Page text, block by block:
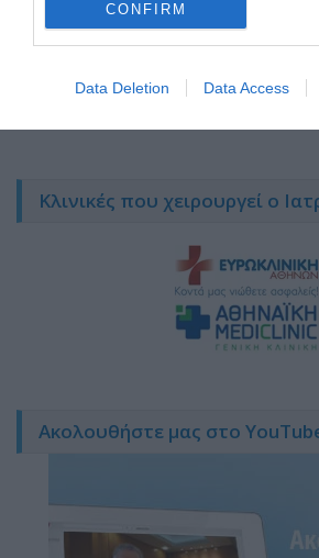
CONFIRM
Data Deletion Data Access
Κλινικές που χειρουργεί ο
Ακολουθήστε μας στο